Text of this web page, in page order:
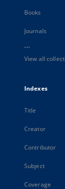
Books
Journals
...
View all
Indexes
Title
Creator
Contributor
Subject
Coverage